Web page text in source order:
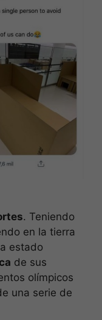
. Teniendo
en la tierra
estado
de sus
olímpicos
una serie de